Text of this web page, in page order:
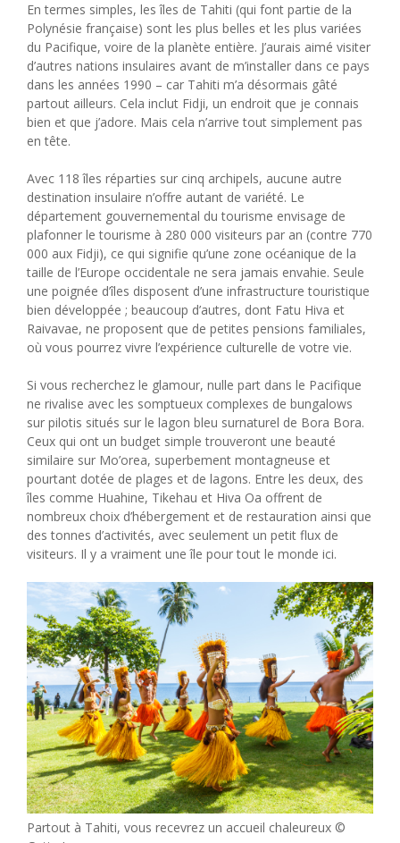
En termes simples, les îles de Tahiti (qui font partie de la
Polynésie française) sont les plus belles et les plus variées
du Pacifique, voire de la planète entière. J’aurais aimé visiter
d’autres nations insulaires avant de m’installer dans ce pays
dans les années 1990 – car Tahiti m’a désormais gâté
partout ailleurs. Cela inclut Fidji, un endroit que je connais
bien et que j’adore. Mais cela n’arrive tout simplement pas
en tête.
Avec 118 îles réparties sur cinq archipels, aucune autre
destination insulaire n’offre autant de variété. Le
département gouvernemental du tourisme envisage de
plafonner le tourisme à 280 000 visiteurs par an (contre 770
000 aux Fidji), ce qui signifie qu’une zone océanique de la
taille de l’Europe occidentale ne sera jamais envahie. Seule
une poignée d’îles disposent d’une infrastructure touristique
bien développée ; beaucoup d’autres, dont Fatu Hiva et
Raivavae, ne proposent que de petites pensions familiales,
où vous pourrez vivre l’expérience culturelle de votre vie.
Si vous recherchez le glamour, nulle part dans le Pacifique
ne rivalise avec les somptueux complexes de bungalows
sur pilotis situés sur le lagon bleu surnaturel de Bora Bora.
Ceux qui ont un budget simple trouveront une beauté
similaire sur Mo’orea, superbement montagneuse et
pourtant dotée de plages et de lagons. Entre les deux, des
îles comme Huahine, Tikehau et Hiva Oa offrent de
nombreux choix d’hébergement et de restauration ainsi que
des tonnes d’activités, avec seulement un petit flux de
visiteurs. Il y a vraiment une île pour tout le monde ici.
Partout à Tahiti, vous recevrez un accueil chaleureux ©